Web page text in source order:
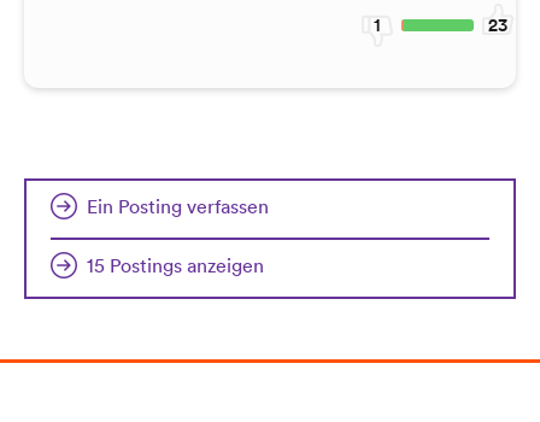
1 23
Ein Posting verfassen
15 Postings anzeigen